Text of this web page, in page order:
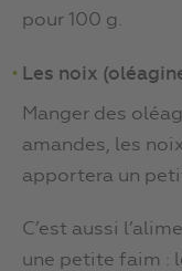
pour 100 g.
Les noix
Manger des
amandes, les
apportera un
C’est aussi
une petite faim :